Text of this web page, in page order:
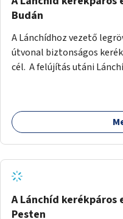
Budán
A Lánchídhoz vezető
útvonal biztonságos
cél. A felújítás utáni
megtörtént az első
tengelyében is
lehetővé kell tenni a
biztonságosan
és a Márvány utca is!
A Lánchíd
Pesten